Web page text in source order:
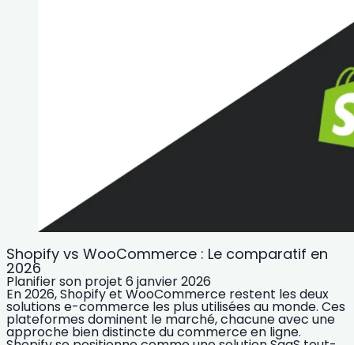
Shopify vs WooCommerce : Le comparatif en
2026
Planifier son projet 6 janvier 2026
En 2026, Shopify et WooCommerce restent les deux
solutions e-commerce les plus utilisées au monde. Ces
plateformes dominent le marché, chacune avec une
approche bien distincte du commerce en ligne.